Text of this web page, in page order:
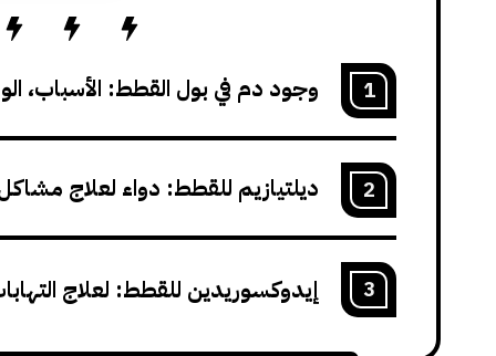
1 وجود دم في بول القطط: الأسباب،
2 ديلتيازيم للقطط: دواء لعلاج
3 إيدوكسوريدين للقطط: لعلاج